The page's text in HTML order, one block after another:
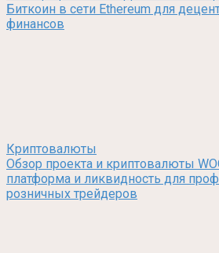
Биткоин в сети Ethereum для
финансов
Криптовалюты
Обзор проекта и криптовалюты
платформа и ликвидность для
розничных трейдеров